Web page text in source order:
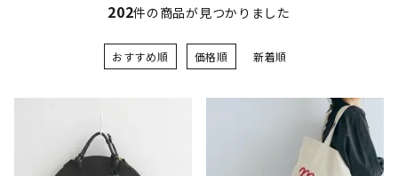
202件の商品が見つかりました
おすすめ順 価格順 新着順